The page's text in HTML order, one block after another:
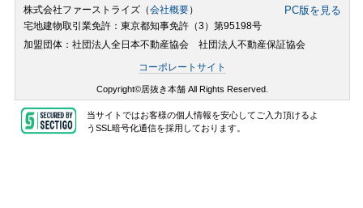
株式会社ファーストライズ（会社概要） PC版を見る
宅地建物取引業免許：東京都知事免許（3）第95198号
加盟団体：社団法人全日本不動産協会 社団法人不動産保証協会
コーポレートサイト
Copyright©居抜き本舗 All Rights Reserved.
当サイトではお客様の個人情報を安心してご入力頂けるよ
うSSL暗号化通信を採用しております。